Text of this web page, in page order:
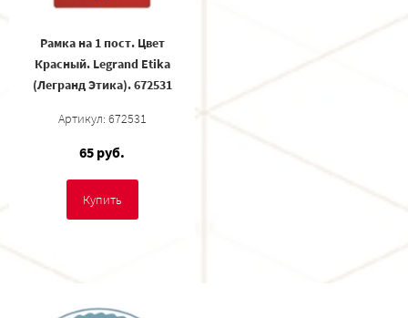
Рамка на 1 пост. Цвет
Красный. Legrand Etika
(Легранд Этика). 672531
Артикул: 672531
65 руб.
Купить